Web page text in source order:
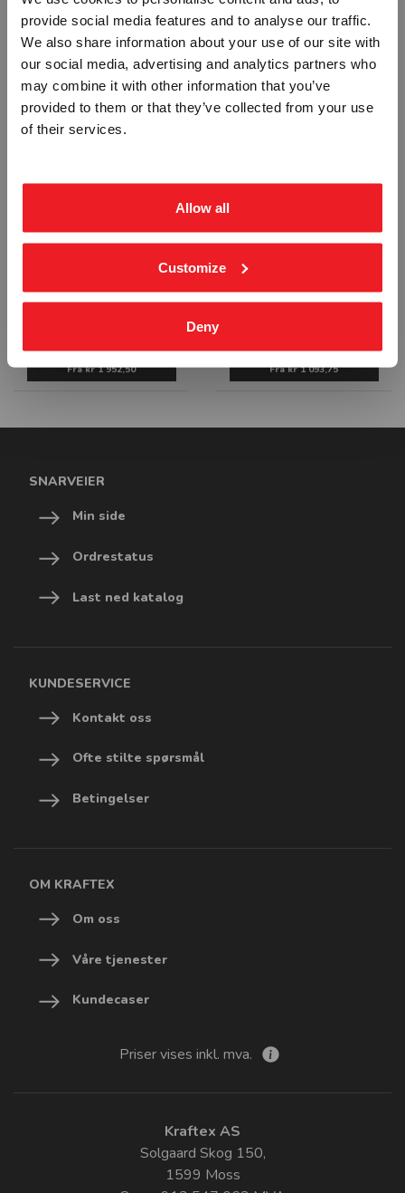
provide social media features and to analyse our traffic.
We also share information about your use of our site with
our social media, advertising and analytics partners who
may combine it with other information that you’ve
provided to them or that they’ve collected from your use
of their services.
Allow all
Customize
Deny
VENNLIGST BENYTT FORTAU PÅ
MOTSATT SIDE
STA-1418
TRAFIKKREGULERING FRITEKST
STA-1420
Frakr 1 952,50
Frakr 1 093,75
SNARVEIER
Min side
Ordrestatus
Last ned katalog
KUNDESERVICE
Kontakt oss
Ofte stilte spørsmål
Betingelser
OM KRAFTEX
Om oss
Våre tjenester
Kundecaser
Priser vises inkl. mva.
Kraftex AS
Solgaard Skog 150,
1599 Moss
Vennligst velg portal
BEDRIFT PRIVAT